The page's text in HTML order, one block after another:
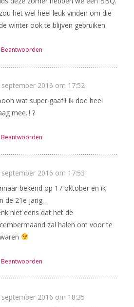
het wel heel leuk vinden om die
winter ook te blijven gebruiken
Beantwoorden
september 2016 om 17:52
wat super gaaf!! Ik doe heel
mee..! ?
Beantwoorden
september 2016 om 17:53
bekend op 17 oktober en ik
de 21e jarig…
niet eens dat het de
zal halen om voor te
Beantwoorden
september 2016 om 18:35